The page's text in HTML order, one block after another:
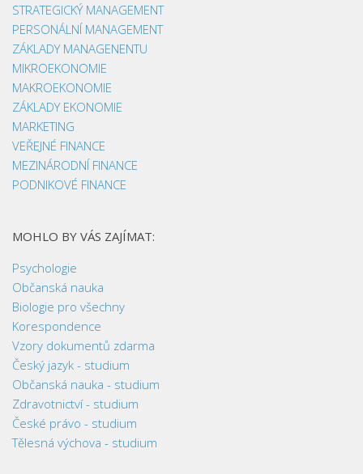
STRATEGICKÝ MANAGEMENT
PERSONÁLNÍ MANAGEMENT
ZÁKLADY MANAGENENTU
MIKROEKONOMIE
MAKROEKONOMIE
ZÁKLADY EKONOMIE
MARKETING
VEŘEJNÉ FINANCE
MEZINÁRODNÍ FINANCE
PODNIKOVÉ FINANCE
MOHLO BY VÁS ZAJÍMAT:
Psychologie
Občanská nauka
Biologie pro všechny
Korespondence
Vzory dokumentů zdarma
Český jazyk - studium
Občanská nauka - studium
Zdravotnictví - studium
České právo - studium
Tělesná výchova - studium